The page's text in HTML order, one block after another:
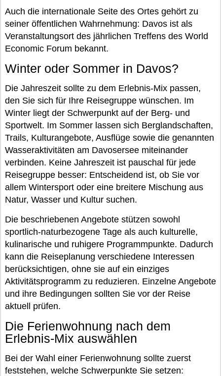
Auch die internationale Seite des Ortes gehört zu
seiner öffentlichen Wahrnehmung: Davos ist als
Veranstaltungsort des jährlichen Treffens des World
Economic Forum bekannt.
Winter oder Sommer in Davos?
Die Jahreszeit sollte zu dem Erlebnis-Mix passen,
den Sie sich für Ihre Reisegruppe wünschen. Im
Winter liegt der Schwerpunkt auf der Berg- und
Sportwelt. Im Sommer lassen sich Berglandschaften,
Trails, Kulturangebote, Ausflüge sowie die genannten
Wasseraktivitäten am Davosersee miteinander
verbinden. Keine Jahreszeit ist pauschal für jede
Reisegruppe besser: Entscheidend ist, ob Sie vor
allem Wintersport oder eine breitere Mischung aus
Natur, Wasser und Kultur suchen.
Die beschriebenen Angebote stützen sowohl
sportlich-naturbezogene Tage als auch kulturelle,
kulinarische und ruhigere Programmpunkte. Dadurch
kann die Reiseplanung verschiedene Interessen
berücksichtigen, ohne sie auf ein einziges
Aktivitätsprogramm zu reduzieren. Einzelne Angebote
und ihre Bedingungen sollten Sie vor der Reise
aktuell prüfen.
Die Ferienwohnung nach dem
Erlebnis-Mix auswählen
Bei der Wahl einer Ferienwohnung sollte zuerst
feststehen, welche Schwerpunkte Sie setzen: